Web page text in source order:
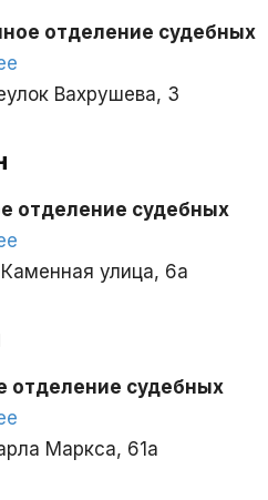
отделение судебных
Вахрушева, 3
отделение судебных
улица, 6а
отделение судебных
Маркса, 61а